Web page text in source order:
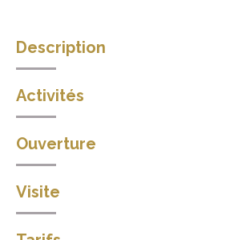
Description
La légende de l’ermite Maurice
En 841, 3 frères, Maurice, Guigue
serment de devenir ermite pour
Lors d'une partie de chasse sur la
s'installa à cet endroit et y éleva un
Activités
Sports pédestres
Itinéraire de randonnée pédestre
Ouverture
Toute l'année : ouvert tous les jours.
Visite